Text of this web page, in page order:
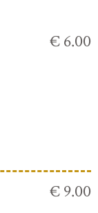
€ 6.00
€ 9.00